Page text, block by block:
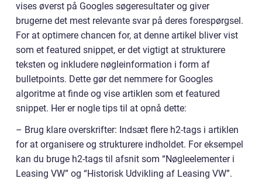
vises øverst på Googles søgeresultater og giver
brugerne det mest relevante svar på deres forespørgsel.
For at optimere chancen for, at denne artikel bliver vist
som et featured snippet, er det vigtigt at strukturere
teksten og inkludere nøgleinformation i form af
bulletpoints. Dette gør det nemmere for Googles
algoritme at finde og vise artiklen som et featured
snippet. Her er nogle tips til at opnå dette:
– Brug klare overskrifter: Indsæt flere h2-tags i artiklen
for at organisere og strukturere indholdet. For eksempel
kan du bruge h2-tags til afsnit som “Nøgleelementer i
Leasing VW” og “Historisk Udvikling af Leasing VW”.